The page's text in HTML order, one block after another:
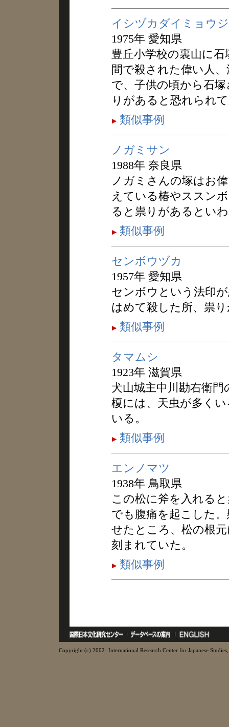
イシヅカダイミョウ
1975年 愛知県
豊丘小学校の裏山に
間で殺された偉い人
で、子供の頃から石
りがあると恐れられ
類似事例
ノガミサン
1988年 奈良県
ノガミさんの塚はお
えている椿やススン
ると祟りがあるとい
類似事例
センボウヅカ
1957年 愛知県
センボウという法印
はめて殺した所、祟
類似事例
タマムシ
1923年 滋賀県
犬山城主中川勘右衛
榎には、天虫が多く
いる。
類似事例
エンノマツ
1938年 鳥取県
この松に斧を入れる
でも腹痛を起こした
せたところ、松の根
刻まれていた。
類似事例
Copyright (c) 2002- International Research Center for Japanese